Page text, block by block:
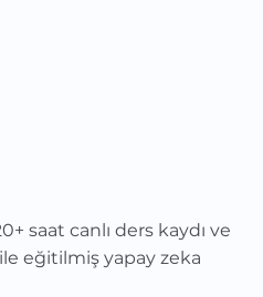
saat canlı ders kaydı ve
eğitilmiş yapay zeka